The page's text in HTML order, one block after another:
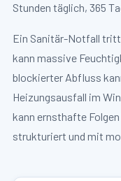
Stunden täglich, 365
Ein Sanitär-Notfall
kann massive
blockierter Abfluss
Heizungsausfall im
kann ernsthafte
strukturiert und mit